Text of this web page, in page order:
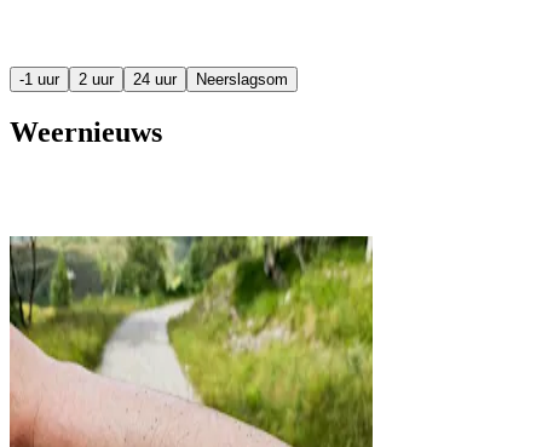
-1 uur 2 uur 24 uur Neerslagsom
Weernieuws